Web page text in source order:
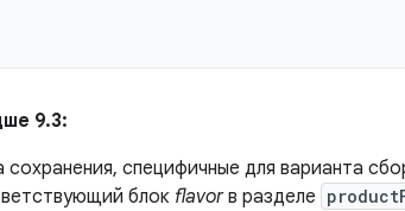
9.3:
специфичные для варианта
блок flavorв разделе